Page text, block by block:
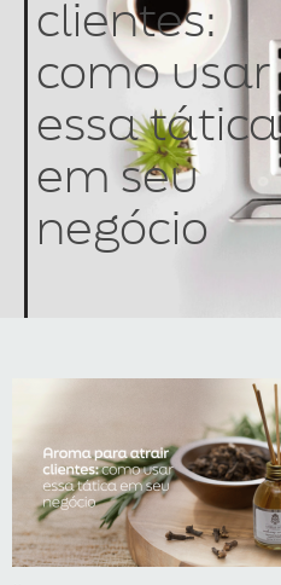
clientes:
como usar
essa tática
em seu
negócio